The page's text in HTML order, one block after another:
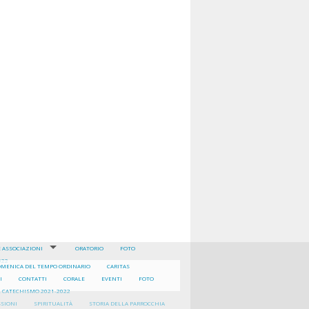
ASSOCIAZIONI
DIACONATO
ORATORIO
FOTO
DEL TEMPO ORDINARIO
CARITAS
CONTATTI CORALE EVENTI
FOTO
CATECHISMO 2021-2022
SPIRITUALITÀ STORIA DELLA PARROCCHIA